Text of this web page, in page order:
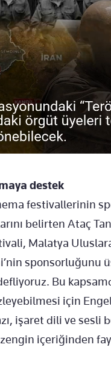
destek
festivallerinin
belirten Ataç
Malatya
sponsorluğunu
Bu
için
işaret dili ve
içeriğinden